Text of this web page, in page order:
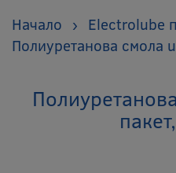
Начало › Electrolube
Полиуретанова смола